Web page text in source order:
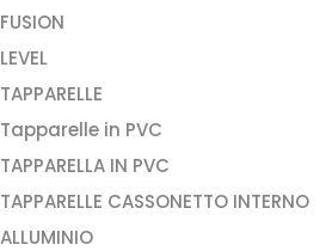
FUSION
LEVEL
TAPPARELLE
Tapparelle in PVC
TAPPARELLA IN PVC
TAPPARELLE CASSONETTO INTERNO
ALLUMINIO